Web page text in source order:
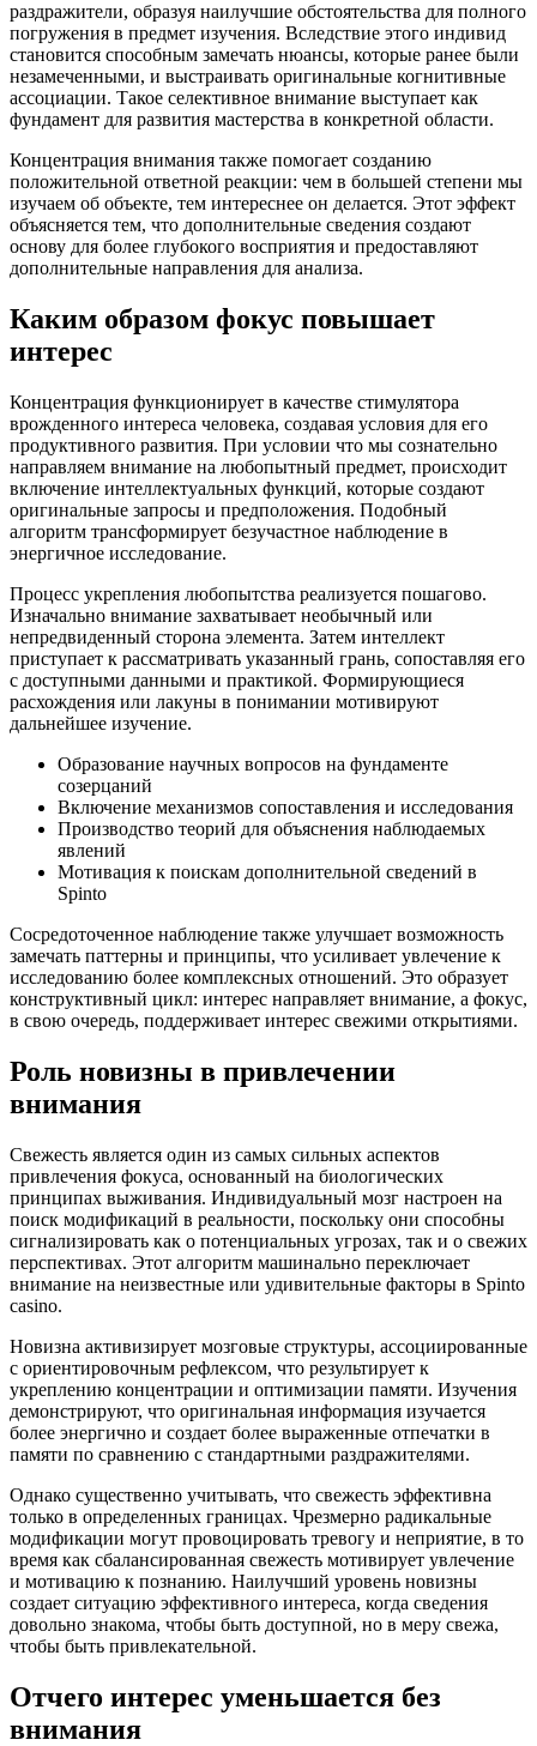
раздражители, образуя наилучшие обстоятельства для полного
погружения в предмет изучения. Вследствие этого индивид
становится способным замечать нюансы, которые ранее были
незамеченными, и выстраивать оригинальные когнитивные
ассоциации. Такое селективное внимание выступает как
фундамент для развития мастерства в конкретной области.
Концентрация внимания также помогает созданию
положительной ответной реакции: чем в большей степени мы
изучаем об объекте, тем интереснее он делается. Этот эффект
объясняется тем, что дополнительные сведения создают
основу для более глубокого восприятия и предоставляют
дополнительные направления для анализа.
Каким образом фокус повышает
интерес
Концентрация функционирует в качестве стимулятора
врожденного интереса человека, создавая условия для его
продуктивного развития. При условии что мы сознательно
направляем внимание на любопытный предмет, происходит
включение интеллектуальных функций, которые создают
оригинальные запросы и предположения. Подобный
алгоритм трансформирует безучастное наблюдение в
энергичное исследование.
Процесс укрепления любопытства реализуется пошагово.
Изначально внимание захватывает необычный или
непредвиденный сторона элемента. Затем интеллект
приступает к рассматривать указанный грань, сопоставляя его
с доступными данными и практикой. Формирующиеся
расхождения или лакуны в понимании мотивируют
дальнейшее изучение.
Образование научных вопросов на фундаменте
созерцаний
Включение механизмов сопоставления и исследования
Производство теорий для объяснения наблюдаемых
явлений
Мотивация к поискам дополнительной сведений в
Spinto
Сосредоточенное наблюдение также улучшает возможность
замечать паттерны и принципы, что усиливает увлечение к
исследованию более комплексных отношений. Это образует
конструктивный цикл: интерес направляет внимание, а фокус,
в свою очередь, поддерживает интерес свежими открытиями.
Роль новизны в привлечении
внимания
Свежесть является один из самых сильных аспектов
привлечения фокуса, основанный на биологических
принципах выживания. Индивидуальный мозг настроен на
поиск модификаций в реальности, поскольку они способны
сигнализировать как о потенциальных угрозах, так и о свежих
перспективах. Этот алгоритм машинально переключает
внимание на неизвестные или удивительные факторы в Spinto
casino.
Новизна активизирует мозговые структуры, ассоциированные
с ориентировочным рефлексом, что результирует к
укреплению концентрации и оптимизации памяти. Изучения
демонстрируют, что оригинальная информация изучается
более энергично и создает более выраженные отпечатки в
памяти по сравнению с стандартными раздражителями.
Однако существенно учитывать, что свежесть эффективна
только в определенных границах. Чрезмерно радикальные
модификации могут провоцировать тревогу и неприятие, в то
время как сбалансированная свежесть мотивирует увлечение
и мотивацию к познанию. Наилучший уровень новизны
создает ситуацию эффективного интереса, когда сведения
довольно знакома, чтобы быть доступной, но в меру свежа,
чтобы быть привлекательной.
Отчего интерес уменьшается без
внимания